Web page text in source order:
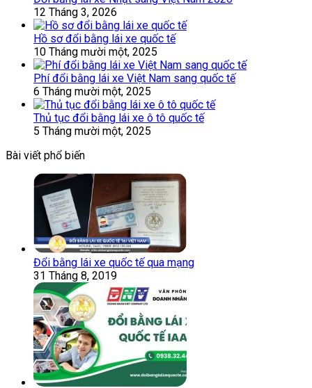
12 Tháng 3, 2026
Hồ sơ đổi bằng lái xe quốc tế
10 Tháng mười một, 2025
Phí đổi bằng lái xe Việt Nam sang quốc tế
6 Tháng mười một, 2025
Thủ tục đổi bằng lái xe ô tô quốc tế
5 Tháng mười một, 2025
Bài viết phổ biến
Đổi bằng lái xe quốc tế qua mạng
31 Tháng 8, 2019